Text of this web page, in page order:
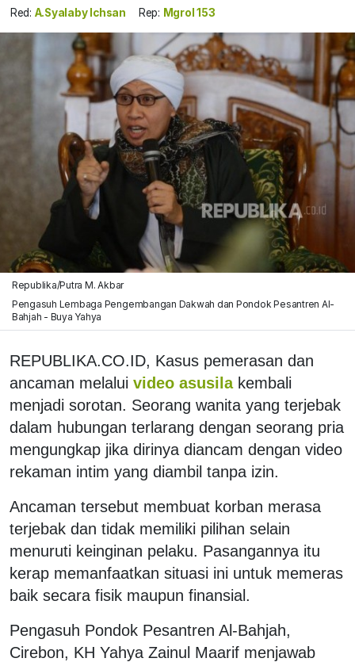
Red: A.Syalaby Ichsan Rep: Mgrol 153
Republika/Putra M. Akbar
Pengasuh Lembaga Pengembangan Dakwah dan Pondok Pesantren Al-
Bahjah - Buya Yahya
REPUBLIKA.CO.ID, Kasus pemerasan dan
ancaman melalui video asusila kembali
menjadi sorotan. Seorang wanita yang terjebak
dalam hubungan terlarang dengan seorang pria
mengungkap jika dirinya diancam dengan video
rekaman intim yang diambil tanpa izin.
Ancaman tersebut membuat korban merasa
terjebak dan tidak memiliki pilihan selain
menuruti keinginan pelaku. Pasangannya itu
kerap memanfaatkan situasi ini untuk memeras
baik secara fisik maupun finansial.
Pengasuh Pondok Pesantren Al-Bahjah,
Cirebon, KH Yahya Zainul Maarif menjawab